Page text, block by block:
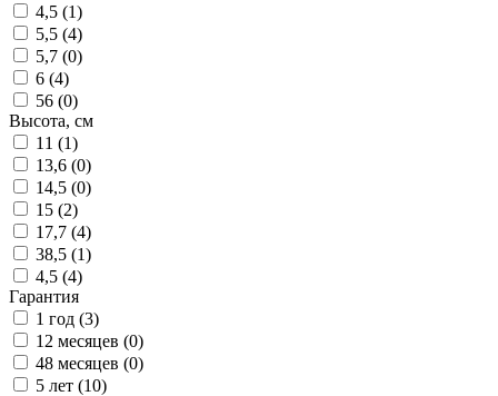
4,5 (1)
5,5 (4)
5,7 (0)
6 (4)
56 (0)
Высота, см
11 (1)
13,6 (0)
14,5 (0)
15 (2)
17,7 (4)
38,5 (1)
4,5 (4)
Гарантия
1 год (3)
12 месяцев (0)
48 месяцев (0)
5 лет (10)